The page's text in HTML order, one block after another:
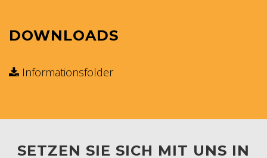
DOWNLOADS
Informationsfolder
SETZEN SIE SICH MIT UNS IN